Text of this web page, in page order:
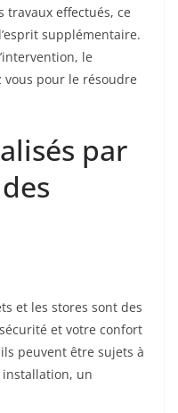
travaux effectués, ce
supplémentaire.
le
pour le résoudre
par
et les stores sont des
et votre confort
peuvent être sujets à
un